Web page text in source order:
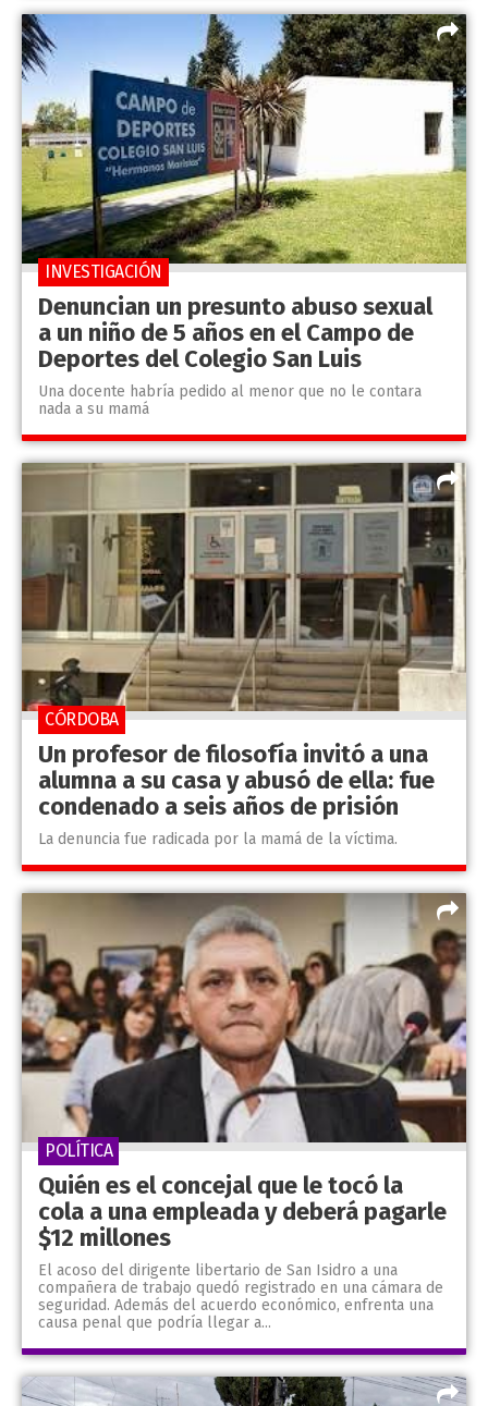
Denuncian un presunto abuso sexual
a un niño de 5 años en el Campo de
Deportes del Colegio San Luis
Una docente habría pedido al menor que no le contara
nada a su mamá
INVESTIGACIÓN
Un profesor de filosofía invitó a una
alumna a su casa y abusó de ella: fue
condenado a seis años de prisión
La denuncia fue radicada por la mamá de la víctima.
CÓRDOBA
Quién es el concejal que le tocó la
cola a una empleada y deberá pagarle
$12 millones
El acoso del dirigente libertario de San Isidro a una
compañera de trabajo quedó registrado en una cámara de
seguridad. Además del acuerdo económico, enfrenta una
causa penal que podría llegar a...
POLÍTICA